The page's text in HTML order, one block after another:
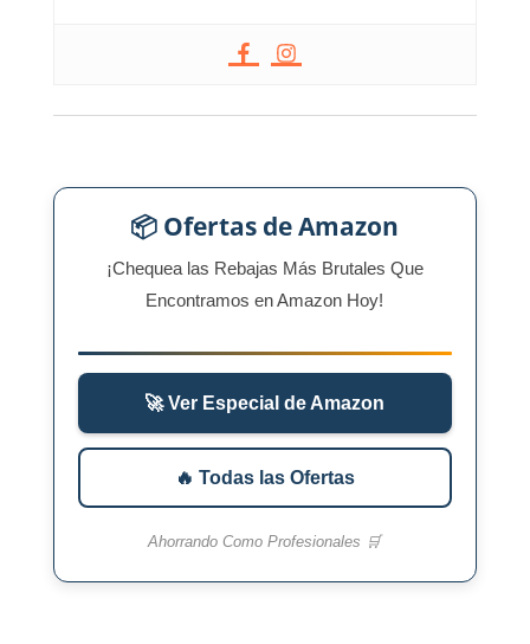
📦 Ofertas de Amazon
¡Chequea las Rebajas Más Brutales Que
Encontramos en Amazon Hoy!
🚀 Ver Especial de Amazon
🔥 Todas las Ofertas
Ahorrando Como Profesionales 🛒